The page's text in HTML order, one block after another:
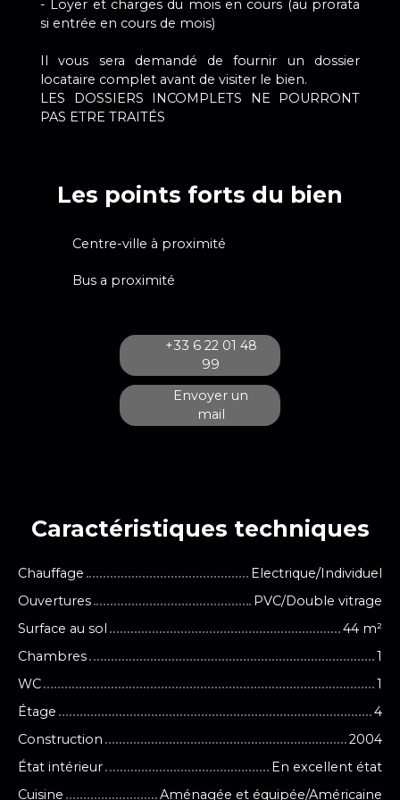
- Loyer et charges du mois en cours (au prorata
si entrée en cours de mois)
Il vous sera demandé de fournir un dossier
locataire complet avant de visiter le bien.
LES DOSSIERS INCOMPLETS NE POURRONT
PAS ETRE TRAITÉS
Les points forts du bien
Centre-ville à proximité
Bus a proximité
+33 6 22 01 48
99
Envoyer un
mail
Caractéristiques techniques
Chauffage
Electrique/Individuel
Ouvertures
PVC/Double vitrage
Surface au sol
44 m²
Chambres
1
WC
1
Étage
4
Construction
2004
État intérieur
En excellent état
Cuisine
Aménagée et équipée/Américaine